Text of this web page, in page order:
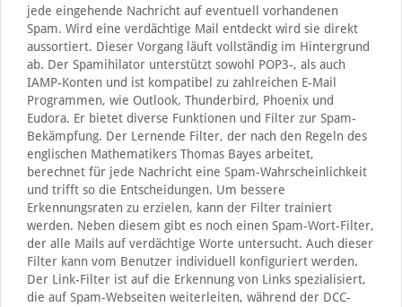
jede eingehende Nachricht auf eventuell vorhandenen
Spam. Wird eine verdächtige Mail entdeckt wird sie direkt
aussortiert. Dieser Vorgang läuft vollständig im Hintergrund
ab. Der Spamihilator unterstützt sowohl POP3-, als auch
IAMP-Konten und ist kompatibel zu zahlreichen E-Mail
Programmen, wie Outlook, Thunderbird, Phoenix und
Eudora. Er bietet diverse Funktionen und Filter zur Spam-
Bekämpfung. Der Lernende Filter, der nach den Regeln des
englischen Mathematikers Thomas Bayes arbeitet,
berechnet für jede Nachricht eine Spam-Wahrscheinlichkeit
und trifft so die Entscheidungen. Um bessere
Erkennungsraten zu erzielen, kann der Filter trainiert
werden. Neben diesem gibt es noch einen Spam-Wort-Filter,
der alle Mails auf verdächtige Worte untersucht. Auch dieser
Filter kann vom Benutzer individuell konfiguriert werden.
Der Link-Filter ist auf die Erkennung von Links spezialisiert,
die auf Spam-Webseiten weiterleiten, während der DCC-